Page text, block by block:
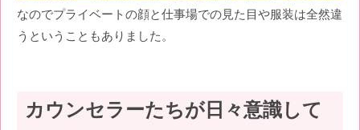
なのでプライベートの顔と仕事場での見た目や服装は全然違
うということもありました。
カウンセラーたちが日々意識して